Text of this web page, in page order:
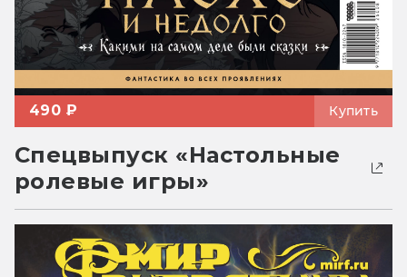
490 ₽ Купить
Спецвыпуск «Настольные
ролевые игры»